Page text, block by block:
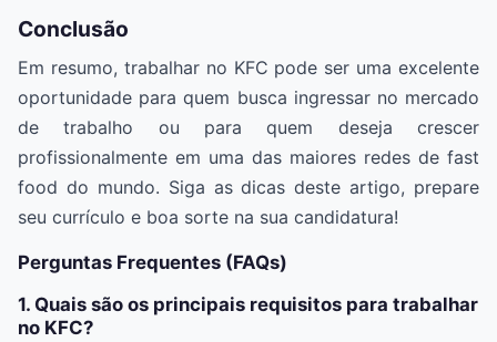
Conclusão
Em resumo, trabalhar no KFC pode ser uma excelente
oportunidade para quem busca ingressar no mercado
de trabalho ou para quem deseja crescer
profissionalmente em uma das maiores redes de fast
food do mundo. Siga as dicas deste artigo, prepare
seu currículo e boa sorte na sua candidatura!
Perguntas Frequentes (FAQs)
1. Quais são os principais requisitos para trabalhar
no KFC?